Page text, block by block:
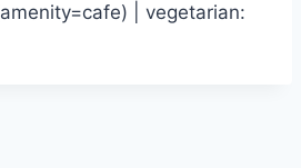
| vegetarian: